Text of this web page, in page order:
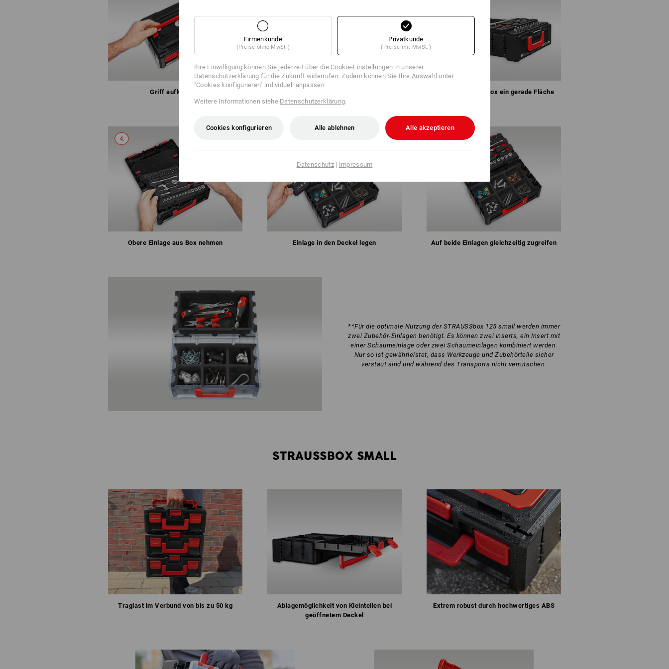
Griff aufklappen Deckel bildet mit Box ein gerade Fläche
Obere Einlage aus Box nehmen Einlage in den Deckel legen Auf beide Einlagen gleichzeitig zugreifen
**Für die optimale Nutzung der STRAUSSbox 125 small werden immer
zwei Zubehör-Einlagen benötigt. Es können zwei Inserts, ein Insert mit
einer Schaumeinlage oder zwei Schaumeinlagen kombiniert werden.
Nur so ist gewährleistet, dass Werkzeuge und Zubehörteile sicher
verstaut sind und während des Transports nicht verrutschen.
STRAUSSBOX SMALL
Traglast im Verbund von bis zu 50 kg
Ablagemöglichkeit von Kleinteilen bei
geöffnetem Deckel
Extrem robust durch hochwertiges ABS
Firmenkunde
(Preise ohne MwSt.)
Privatkunde
(Preise mit MwSt.)
Ihre Einwilligung können Sie jederzeit über dieCookie-Einstellungen in unserer
Datenschutzerklärung für die Zukunft widerrufen. Zudem können Sie Ihre Auswahl unter
"Cookies konfigurieren" individuell anpassen
Weitere Informationen siehe Datenschutzerklärung.
Cookies konfigurieren Alle ablehnen Alle akzeptieren
Datenschutz| Impressum